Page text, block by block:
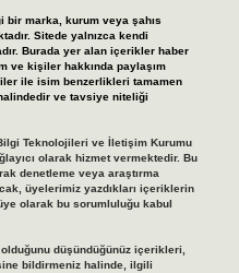
bir marka, kurum veya şahıs
Sitede yalnızca kendi
Burada yer alan içerikler haber
ve kişiler hakkında paylaşım
ile isim benzerlikleri tamamen
ve tavsiye niteliği
Teknolojileri ve İletişim Kurumu
olarak hizmet vermektedir. Bu
denetleme veya araştırma
üyelerimiz yazdıkları içeriklerin
olarak bu sorumluluğu kabul
düşündüğünüz içerikleri,
bildirmeniz halinde, ilgili